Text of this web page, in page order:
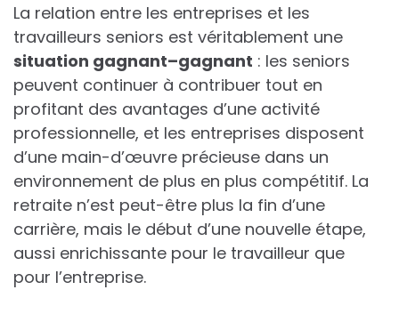
La relation entre les entreprises et les
travailleurs seniors est véritablement une
situation gagnant–gagnant : les seniors
peuvent continuer à contribuer tout en
profitant des avantages d’une activité
professionnelle, et les entreprises disposent
d’une main-d’œuvre précieuse dans un
environnement de plus en plus compétitif. La
retraite n’est peut-être plus la fin d’une
carrière, mais le début d’une nouvelle étape,
aussi enrichissante pour le travailleur que
pour l’entreprise.